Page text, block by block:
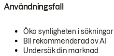
Användningsfall
Öka synligheten i sökningar
Bli rekommenderad av AI
Undersök din marknad